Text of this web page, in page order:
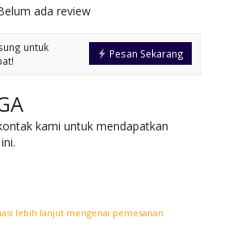
ada review
Pesan Sekarang
untuk
kami untuk mendapatkan
lebih lanjut mengenai pemesanan